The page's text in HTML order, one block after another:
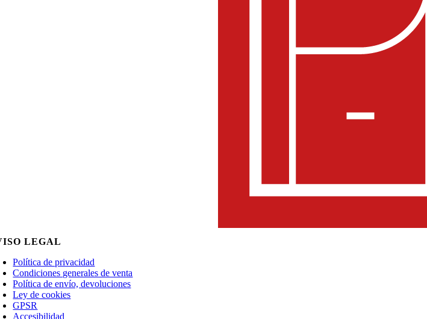
LEGAL
Política de privacidad
Condiciones generales de venta
Política de envío, devoluciones
Ley de cookies
GPSR
Accesibilidad